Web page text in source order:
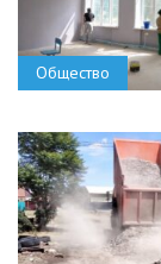
Общество